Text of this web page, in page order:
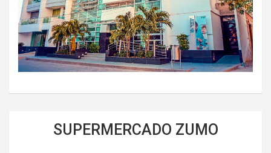
SUPERMERCADO ZUMO